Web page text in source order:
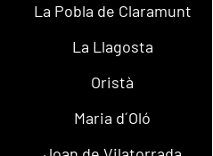
La Pobla de Claramunt
La Llagosta
Oristà
Maria d´Oló